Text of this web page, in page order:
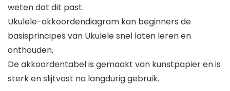
weten dat dit past.
Ukulele-akkoordendiagram kan beginners de
basisprincipes van Ukulele snel laten leren en
onthouden.
De akkoordentabel is gemaakt van kunstpapier en is
sterk en slijtvast na langdurig gebruik.